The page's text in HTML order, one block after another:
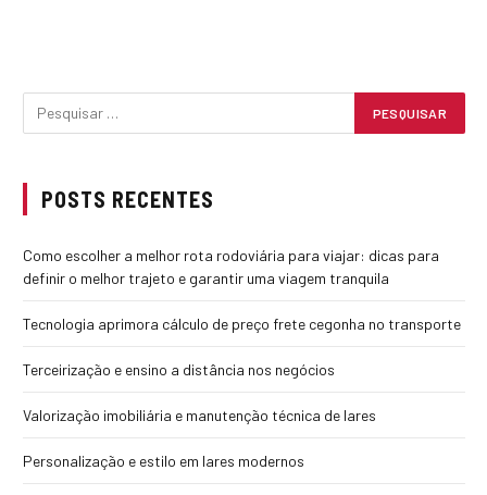
POSTS RECENTES
Como escolher a melhor rota rodoviária para viajar: dicas para
definir o melhor trajeto e garantir uma viagem tranquila
Tecnologia aprimora cálculo de preço frete cegonha no transporte
Terceirização e ensino a distância nos negócios
Valorização imobiliária e manutenção técnica de lares
Personalização e estilo em lares modernos